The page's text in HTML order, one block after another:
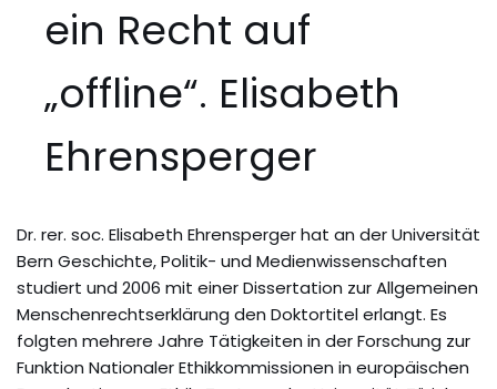
ein Recht auf
„offline“. Elisabeth
Ehrensperger
Dr. rer. soc. Elisabeth Ehrensperger hat an der Universität
Bern Geschichte, Politik- und Medienwissenschaften
studiert und 2006 mit einer Dissertation zur Allgemeinen
Menschenrechtserklärung den Doktortitel erlangt. Es
folgten mehrere Jahre Tätigkeiten in der Forschung zur
Funktion Nationaler Ethikkommissionen in europäischen